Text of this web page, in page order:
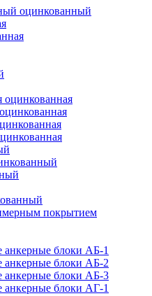
оцинкованный
оцинкованная
покрытием
блоки АБ-1
блоки АБ-2
анкерные блоки АБ-3
блоки АГ-1